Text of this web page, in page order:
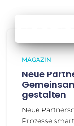
MAGAZIN
Neue
gestalten
Neue
Prozesse